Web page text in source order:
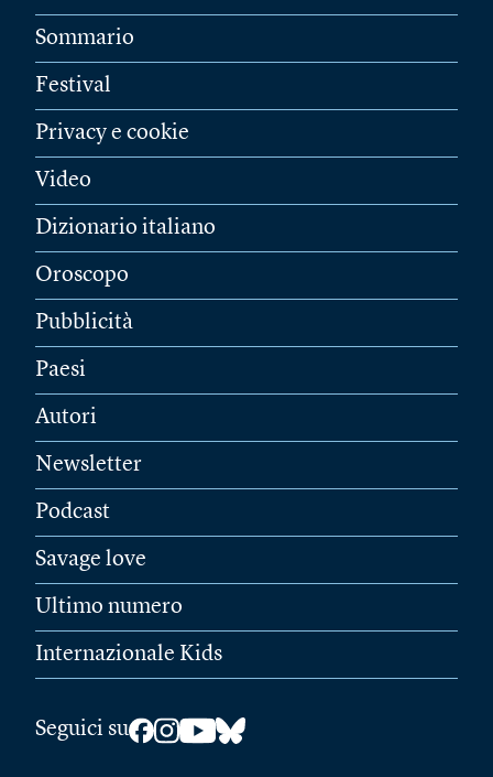
Sommario
Festival
Privacy e cookie
Video
Dizionario italiano
Oroscopo
Pubblicità
Paesi
Autori
Newsletter
Podcast
Savage love
Ultimo numero
Internazionale Kids
Seguici su